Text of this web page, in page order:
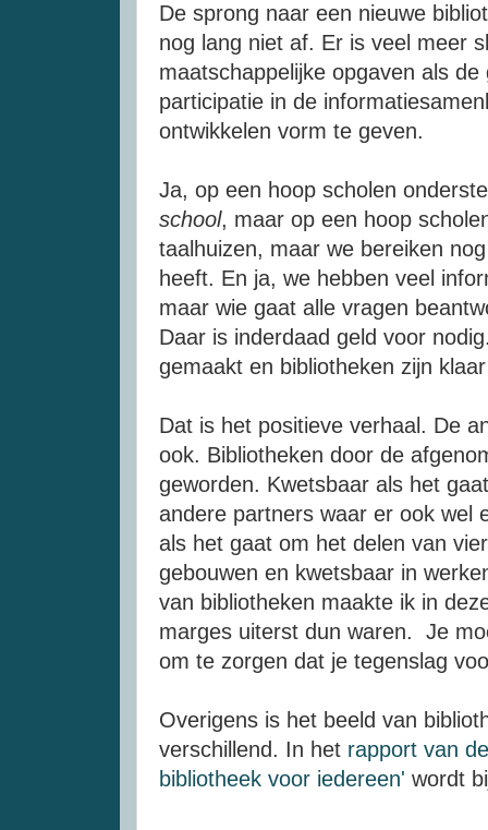
De sprong naar een nieuwe
nog lang niet af. Er is veel meer
maatschappelijke opgaven als
participatie in de
ontwikkelen vorm te geven.
Ja, op een hoop scholen
school, maar op een hoop
taalhuizen, maar we bereiken
heeft. En ja, we hebben veel
maar wie gaat alle vragen
Daar is inderdaad geld voor
gemaakt en bibliotheken zijn
Dat is het positieve verhaal. De
ook. Bibliotheken door de
geworden. Kwetsbaar als het
andere partners waar er ook wel
als het gaat om het delen van
gebouwen en kwetsbaar in
van bibliotheken maakte ik in
marges uiterst dun waren. Je
om te zorgen dat je tegenslag
Overigens is het beeld van
verschillend. In het rapport van
bibliotheek voor iedereen' wordt